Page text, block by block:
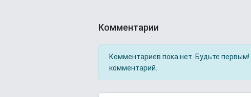
Комментарии
Комментариев пока нет. Будьте первым!
комментарий.